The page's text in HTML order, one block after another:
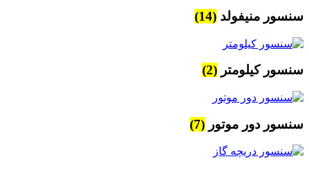
سنسور منیفولد (14)
سنسور کیلومتر (2)
سنسور دور موتور (7)